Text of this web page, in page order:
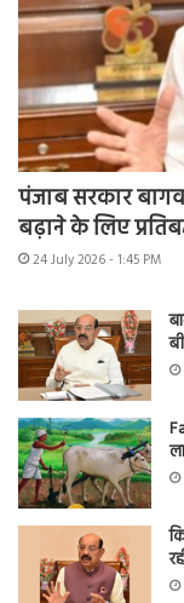
पंजाब सरकार
बढ़ाने के लिए
24 July 2026 - 1:45 PM